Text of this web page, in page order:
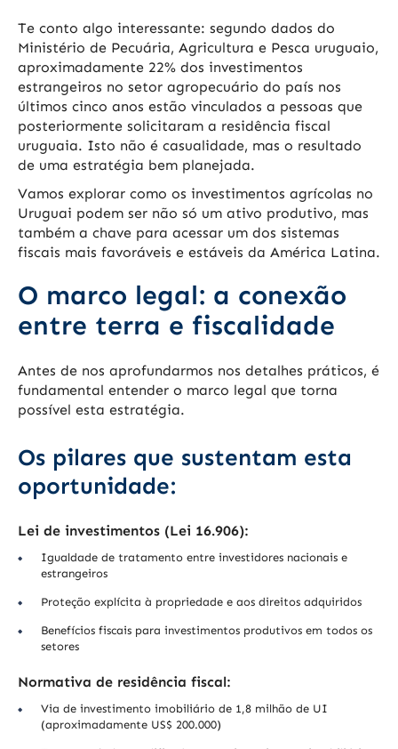
Te conto algo interessante: segundo dados do
Ministério de Pecuária, Agricultura e Pesca uruguaio,
aproximadamente 22% dos investimentos
estrangeiros no setor agropecuário do país nos
últimos cinco anos estão vinculados a pessoas que
posteriormente solicitaram a residência fiscal
uruguaia. Isto não é casualidade, mas o resultado
de uma estratégia bem planejada.
Vamos explorar como os investimentos agrícolas no
Uruguai podem ser não só um ativo produtivo, mas
também a chave para acessar um dos sistemas
fiscais mais favoráveis e estáveis da América Latina.
O marco legal: a conexão
entre terra e fiscalidade
Antes de nos aprofundarmos nos detalhes práticos, é
fundamental entender o marco legal que torna
possível esta estratégia.
Os pilares que sustentam esta
oportunidade:
Lei de investimentos (Lei 16.906):
Igualdade de tratamento entre investidores nacionais e
estrangeiros
Proteção explícita à propriedade e aos direitos adquiridos
Benefícios fiscais para investimentos produtivos em todos os
setores
Normativa de residência fiscal:
Via de investimento imobiliário de 1,8 milhão de UI
(aproximadamente US$ 200.000)